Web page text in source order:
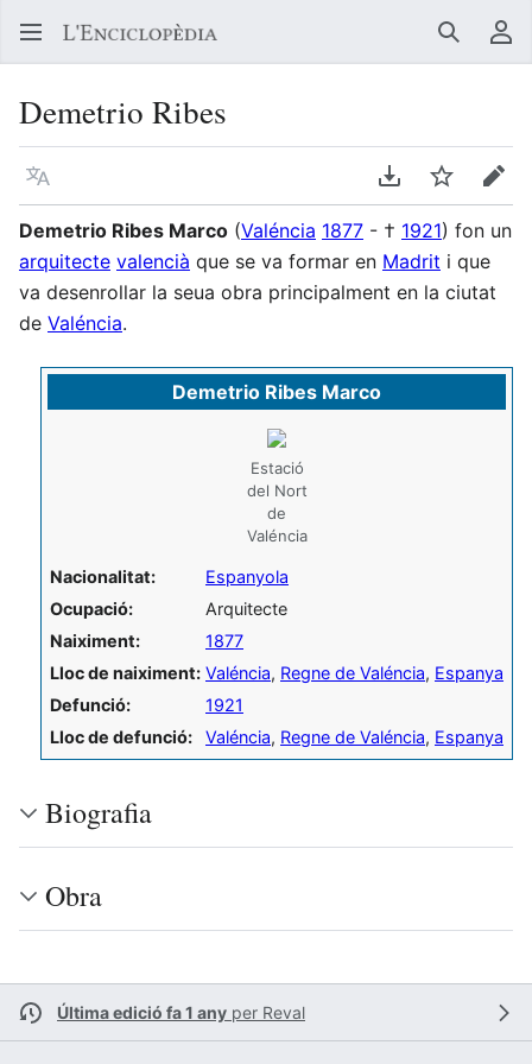
Buscar
Demetrio Ribes
Llegir en un atre idioma Descarregar en
Vigilar
Demetrio Ribes Marco (Valéncia 1877 - † 1921) fon un
arquitecte valencià que se va formar en Madrit i que
va desenrollar la seua obra principalment en la ciutat
de Valéncia.
Demetrio Ribes Marco
Estació
del Nort
de
Valéncia
Nacionalitat:
Espanyola
Ocupació:
Arquitecte
Naiximent:
1877
Lloc de naiximent: Valéncia, Regne de Valéncia, Espanya
Defunció:
1921
Lloc de defunció:
Valéncia, Regne de Valéncia, Espanya
Biografia
Obra
Última edició fa 1 any per Reval